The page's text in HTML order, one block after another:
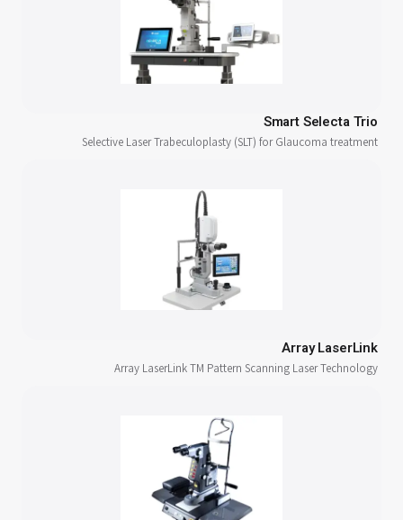
Smart Selecta Trio
Selective Laser Trabeculoplasty (SLT) for Glaucoma treatment
Array LaserLink
Array LaserLink TM Pattern Scanning Laser Technology